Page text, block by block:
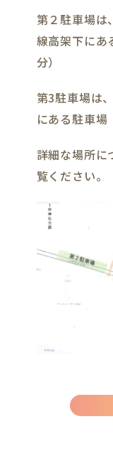
第２駐車場は
線高架下に
分）
第3駐車場は
にある駐車場
詳細な場所に
覧ください。